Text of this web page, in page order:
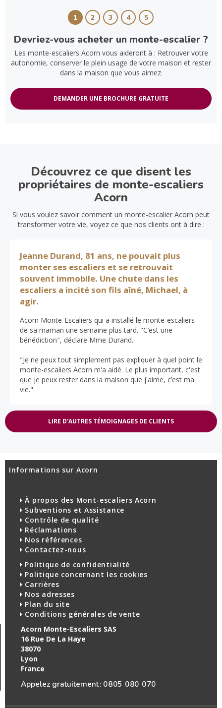
1 2 3 4 5
Devriez-vous acheter un monte-escalier ?
Les monte-escaliers Acorn vous aideront à : Retrouver votre
autonomie, conserver le plein usage de votre maison et rester
dans la maison que vous aimez.
DEMANDER UNE BROCHURE GRATUITE
Découvrez ce que disent les
propriétaires de monte-escaliers
Acorn
Si vous voulez savoir comment un monte-escalier Acorn peut
transformer votre vie, voyez ce que nos clients ont à dire :
Jeanne Durand, 81 ans, ne pouvait plus
monter ses escaliers et se retrouvait
souvent immobile. Une chute dans les
escaliers a incité son fils aîné, Michael, à
agir.
Acorn Monte-Escaliers qui a installé le monte-escaliers
de sa maman une semaine plus tard. "C’est une
bénédiction", déclare Mme Durand.
"Je ne peux tout simplement pas expliquer à quel point le
monte-escaliers Acorn m'a aidé. Le plus important, c'est
que je peux rester dans la maison que j'aime, c’est ma
vie."
LIRE D'AUTRES TÉMOIGNAGES DE CLIENTS
Informations sur Acorn
À propos des Mont-escaliers Acorn
Subventions et Assistance
Contrôle de qualité
Réclamations
Nos références
Contactez-nous
Politique de confidentialité
Politique concernant les cookies
Carrières
Nos adresses
Plan du site
Conditions générales de vente
Acorn Monte-Escaliers SAS
16 Rue De La Haye
38070
Lyon
France
Appelez gratuitement : 0805 080 070